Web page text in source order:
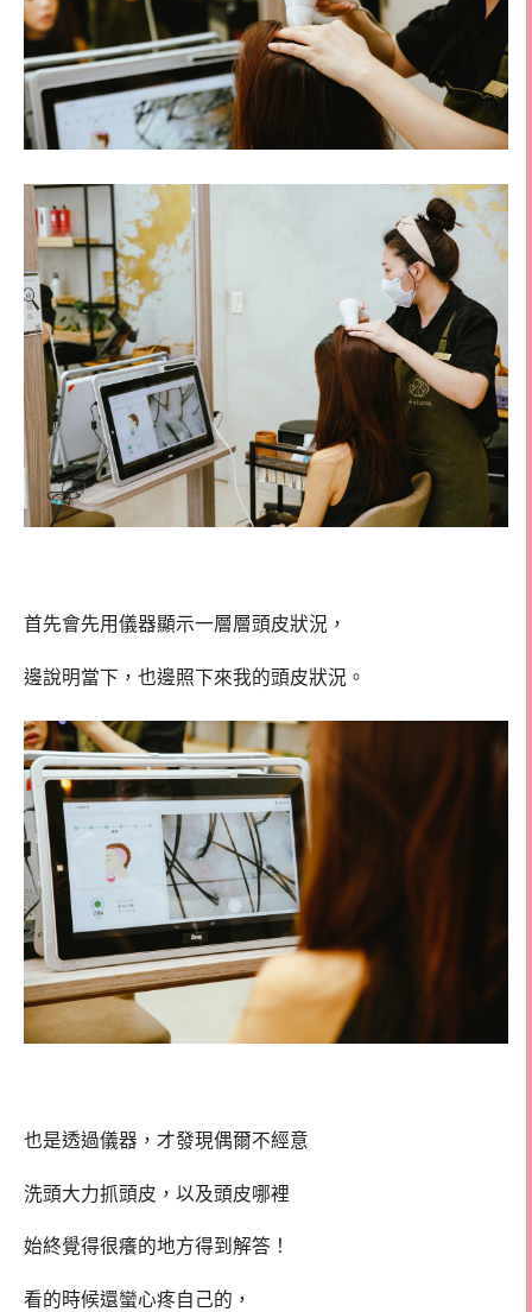
首先會先用儀器顯示一層層頭皮狀況，
邊說明當下，也邊照下來我的頭皮狀況。
也是透過儀器，才發現偶爾不經意
洗頭大力抓頭皮，以及頭皮哪裡
始終覺得很癢的地方得到解答！
看的時候還蠻心疼自己的，